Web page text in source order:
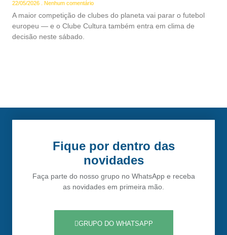
22/05/2026 Nenhum comentário
A maior competição de clubes do planeta vai parar o futebol
europeu — e o Clube Cultura também entra em clima de
decisão neste sábado.
Fique por dentro das
novidades
Faça parte do nosso grupo no WhatsApp e receba
as novidades em primeira mão.
GRUPO DO WHATSAPP